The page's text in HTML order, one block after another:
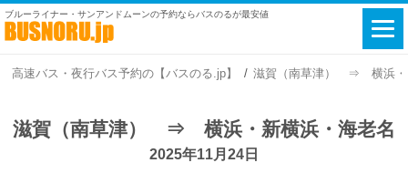
ブルーライナー・サンアンドムーンの予約ならバスのるが最安値
高速バス・夜行バス予約の【バスのる.jp】 滋賀（南草津） ⇒ 横浜・
滋賀（南草津） ⇒ 横浜・新横浜・海老名
2025年11月24日